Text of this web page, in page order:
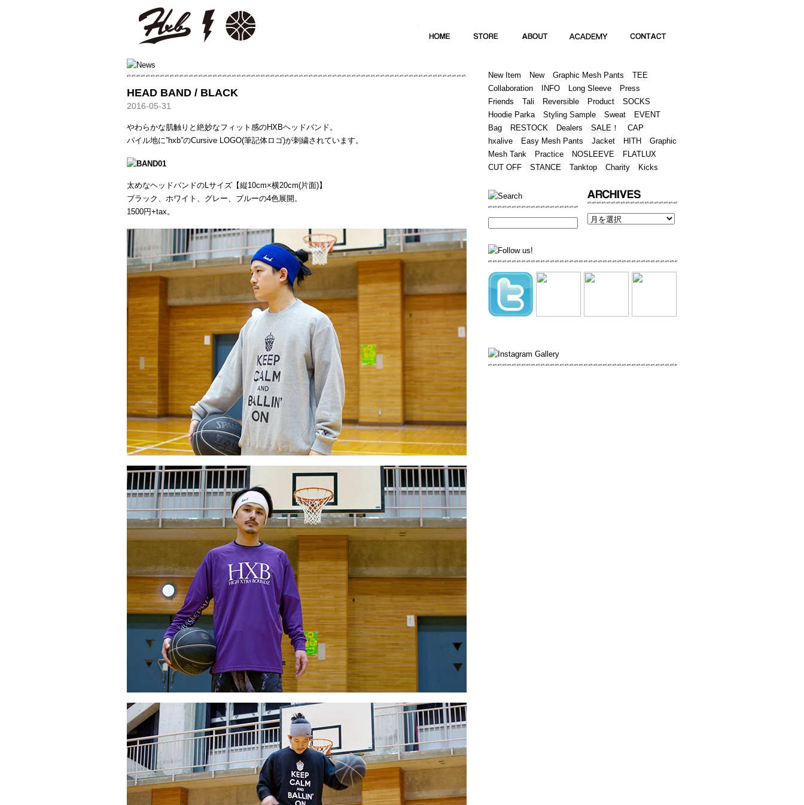
HEAD BAND / BLACK
2016-05-31
やわらかな肌触りと絶妙なフィット感のHXBヘッドバンド。
パイル地に”hxb”のCursive LOGO(筆記体ロゴ)が刺繍されています。
太めなヘッドバンドのLサイズ【縦10cm×横20cm(片面)】
ブラック、ホワイト、グレー、ブルーの4色展開。
1500円+tax。
New Item New Graphic Mesh Pants
TEE
Collaboration
INFO Long Sleeve
Press
Friends
Tali Reversible Product
SOCKS
Hoodie Parka
Styling Sample Sweat
EVENT
Bag
RESTOCK Dealers SALE！
CAP
hxalive
Easy Mesh Pants Jacket HITH
Graphic
Mesh Tank
Practice NOSLEEVE
FLATLUX
CUT OFF
STANCE Tanktop Charity Kicks